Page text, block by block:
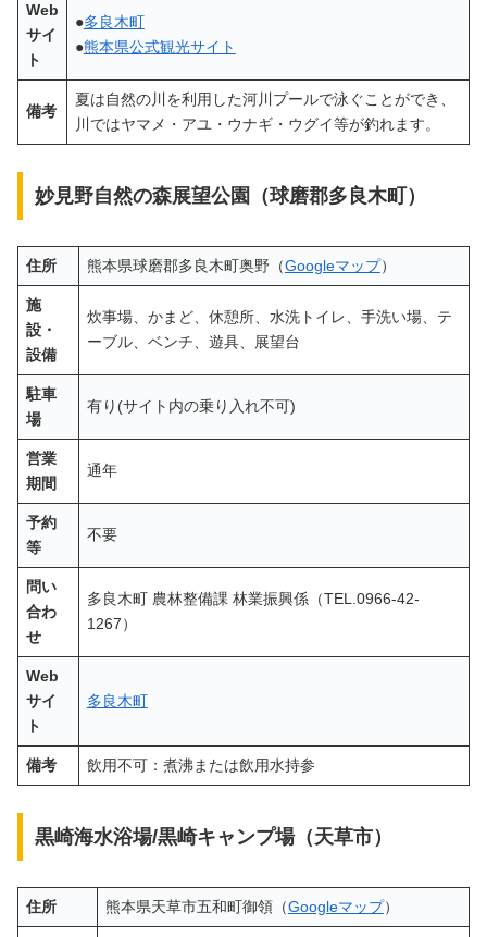
Web
サイ
ト
●多良木町
●熊本県公式観光サイト
備考
夏は自然の川を利用した河川プールで泳ぐことができ、
川ではヤマメ・アユ・ウナギ・ウグイ等が釣れます。
妙見野自然の森展望公園（球磨郡多良木町）
住所 熊本県球磨郡多良木町奥野（Googleマップ）
施
設・
設備
炊事場、かまど、休憩所、水洗トイレ、手洗い場、テ
ーブル、ベンチ、遊具、展望台
駐車
場
有り(サイト内の乗り入れ不可)
営業
期間
通年
予約
等
不要
問い
合わ
せ
多良木町 農林整備課 林業振興係（TEL.0966-42-
1267）
Web
サイ
ト
多良木町
備考 飲用不可：煮沸または飲用水持参
黒崎海水浴場/黒崎キャンプ場（天草市）
住所 熊本県天草市五和町御領（Googleマップ）